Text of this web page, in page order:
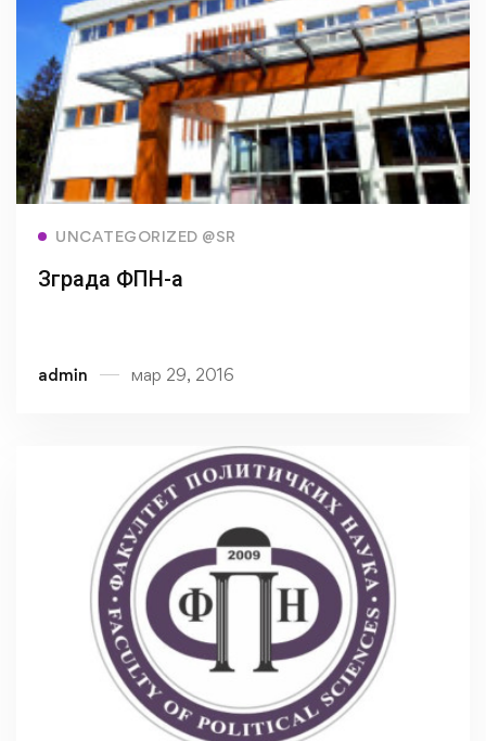
UNCATEGORIZED @SR
Зграда ФПН-а
admin мар 29, 2016